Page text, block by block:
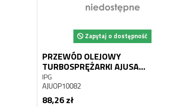
Zapytaj o dostępność
PRZEWÓD OLEJOWY
TURBOSPRĘŻARKI AJUSA
AJUOP10082
IPG
AJUOP10082
88,26 zł